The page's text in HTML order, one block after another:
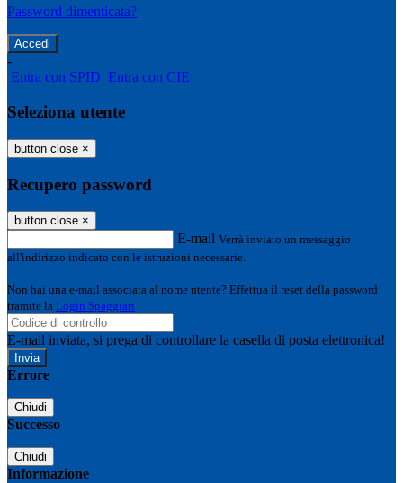
Password dimenticata?
-
Entra con SPID Entra con CIE
Seleziona utente
button close ×
Recupero password
button close ×
E-mail Verrà inviato un messaggio
all'indirizzo indicato con le istruzioni necessarie.
Non hai una e-mail associata al nome utente? Effettua il reset della password
tramite la Login Spaggiari
E-mail inviata, si prega di controllare la casella di posta elettronica!
Errore
Chiudi
Successo
Chiudi
Informazione